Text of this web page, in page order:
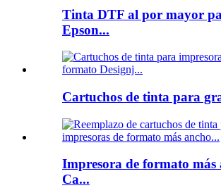
Tinta DTF al por mayor
Epson...
Cartuchos de tinta para
Impresora de formato
Ca...